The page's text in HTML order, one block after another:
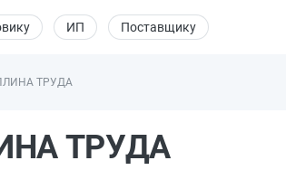
ИП Поставщику
ТРУДА
ТРУДА